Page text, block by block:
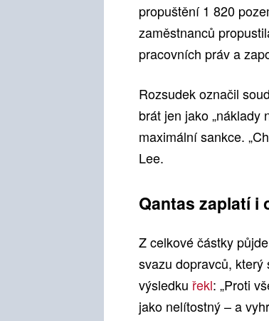
propuštění 1 820
zaměstnanců
pracovních práv a
Rozsudek označil
brát jen jako „náklady
maximální sankce.
Lee.
Qantas zaplatí i
Z celkové částky
svazu dopravců,
výsledku řekl: „Proti
jako nelítostný – a